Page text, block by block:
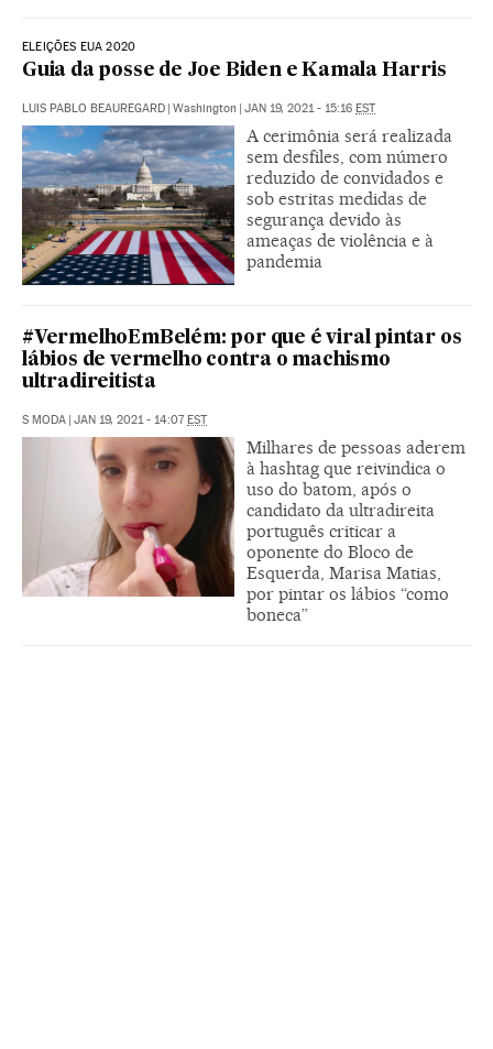
ELEIÇÕES EUA 2020
Guia da posse de Joe Biden e Kamala Harris
LUIS PABLO BEAUREGARD Washington JAN 19, 2021 - 15:16 EST
A cerimônia será realizada
sem desfiles, com número
reduzido de convidados e
sob estritas medidas de
segurança devido às
ameaças de violência e à
pandemia
#VermelhoEmBelém: por que é viral pintar os
lábios de vermelho contra o machismo
ultradireitista
S MODA | JAN 19, 2021 - 14:07EST
Milhares de pessoas aderem
à hashtag que reivindica o
uso do batom, após o
candidato da ultradireita
português criticar a
oponente do Bloco de
Esquerda, Marisa Matias,
por pintar os lábios “como
boneca”